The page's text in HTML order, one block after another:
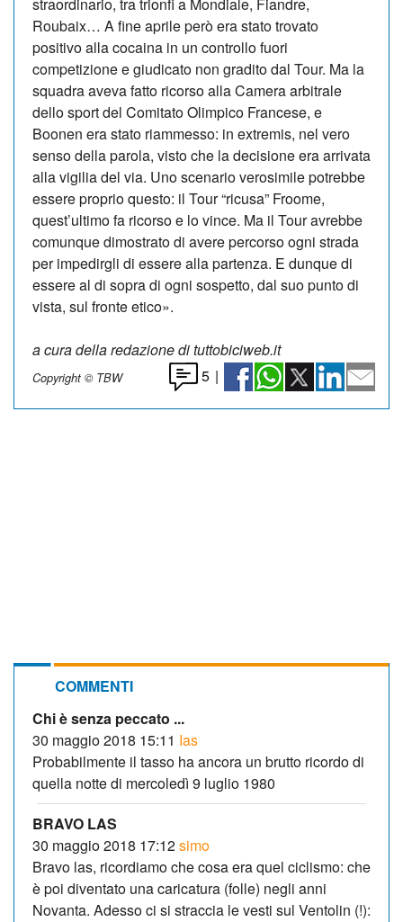
Roubaix… A fine aprile però era stato trovato
positivo alla cocaina in un controllo fuori
competizione e giudicato non gradito dal Tour. Ma la
squadra aveva fatto ricorso alla Camera arbitrale
dello sport del Comitato Olimpico Francese, e
Boonen era stato riammesso: in extremis, nel vero
senso della parola, visto che la decisione era arrivata
alla vigilia del via. Uno scenario verosimile potrebbe
essere proprio questo: il Tour “ricusa” Froome,
quest’ultimo fa ricorso e lo vince. Ma il Tour avrebbe
comunque dimostrato di avere percorso ogni strada
per impedirgli di essere alla partenza. E dunque di
essere al di sopra di ogni sospetto, dal suo punto di
vista, sul fronte etico».
a cura della redazione di tuttobiciweb.it
Copyright © TBW 5 |
COMMENTI
Chi è senza peccato ...
30 maggio 2018 15:11 Ias
Probabilmente il tasso ha ancora un brutto ricordo di
quella notte di mercoledì 9 luglio 1980
BRAVO LAS
30 maggio 2018 17:12simo
Bravo las, ricordiamo che cosa era quel ciclismo: che
è poi diventato una caricatura (folle) negli anni
Novanta. Adesso ci si straccia le vesti sul Ventolin (!):